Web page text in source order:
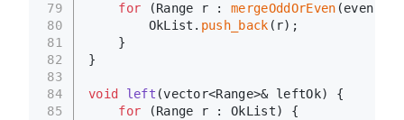
79
80
81
82
83
84
85
for (Range r : mergeOddOrEven (even)) {
        OkList.
push_back (r);
    }
}
void left (vector<Range>& leftOk)
{
for (Range r : OkList) {